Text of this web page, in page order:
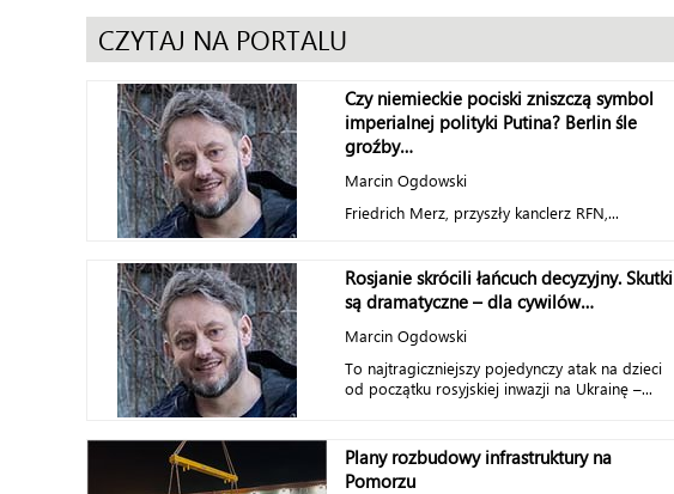
CZYTAJ NA PORTALU
Czy niemieckie pociski zniszczą symbol
imperialnej polityki Putina? Berlin śle
groźby…
Marcin Ogdowski
Friedrich Merz, przyszły kanclerz RFN,...
Rosjanie skrócili łańcuch decyzyjny. Skutki
są dramatyczne – dla cywilów…
Marcin Ogdowski
To najtragiczniejszy pojedynczy atak na dzieci
od początku rosyjskiej inwazji na Ukrainę –...
Plany rozbudowy infrastruktury na
Pomorzu